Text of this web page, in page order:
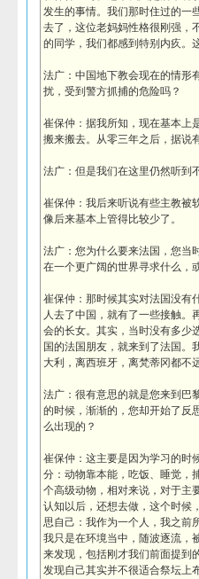
发生的事情。我们那时住过的一
去了，这位老妈妈性格很刚强，
的同学，我们都感到特别内疚。
法广：中国地下教会现在的情形
扰，受到警方抓捕的危险吗？
崔保仲：据我所知，现在基本上
搬来搬去。从零三年之后，据说
法广：但是我们在这里仍然听到
崔保仲：我后来听说有些主教被
像后来基本上管得比较少了。
法广：您为什么要来法国，您当
在一个更广阔的世界寻求什么，
崔保仲：那时候其实对法国没有
人去了中国，就有了一些接触。
会的长女。其实，当时没有多少
国的法国朋友，就来到了法国。
大利，离西班牙，离梵蒂冈都不
法广：很有意思的就是您来到巴
的时候，渐渐的，您却开始了反
么出现的？
崔保仲：这主要是因为学习的时
分：动物靠本能，吃饭、睡觉，
个高级动物，相对来说，对于主
认知以后，还想去做，这个时候
思自己：我作为一个人，我之前
我只是在环境当中，随波逐流，
来发现，包括刚才我们前面提到
发现自己其实并不很适合祭坛上